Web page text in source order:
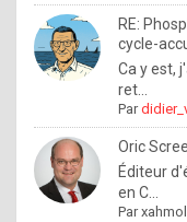
RE:
cycle-
Ca y est,
ret...
Par
Oric
Éditeur
en C...
Parxahmol